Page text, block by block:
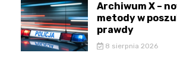
Archiwum X –
metody w
prawdy
8 sierpnia 2026